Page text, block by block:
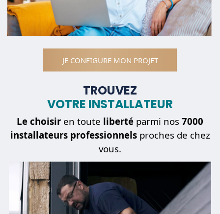
JE CONFIGURE MON PROJET
TROUVEZ
VOTRE INSTALLATEUR
Le choisir en toute liberté parmi nos 7000
installateurs professionnelsproches de chez
vous.